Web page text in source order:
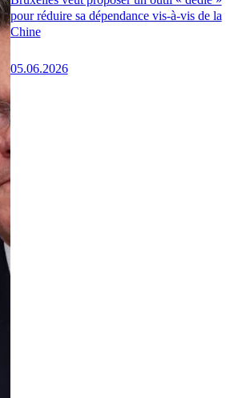
pour réduire sa dépendance vis-à-vis de la
Chine
05.06.2026